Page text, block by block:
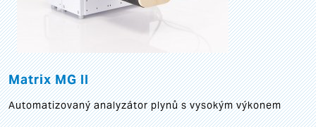
Matrix MG II
Automatizovaný analyzátor plynů s vysokým výkonem